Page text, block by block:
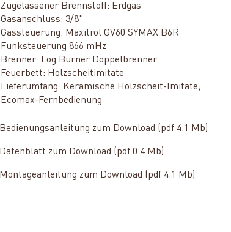
Zugelassener Brennstoff: Erdgas
Gasanschluss: 3/8"
Gassteuerung: Maxitrol GV60 SYMAX B6R
Funksteuerung 866 mHz
Brenner: Log Burner Doppelbrenner
Feuerbett: Holzscheitimitate
Lieferumfang: Keramische Holzscheit-Imitate;
Ecomax-Fernbedienung
Bedienungsanleitung zum Download (pdf 4.1 Mb)
Datenblatt zum Download (pdf 0.4 Mb)
Montageanleitung zum Download (pdf 4.1 Mb)